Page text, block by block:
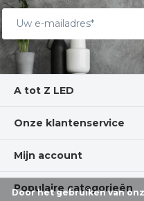
A tot Z LED
Onze klantenservice
Mijn account
Populaire categorieën
Door het gebruiken van